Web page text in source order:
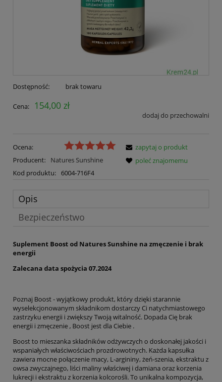
Dostępność: brak towaru
Cena: 154,00 zł
dodaj do przechowalni
Ocena:
Producent:
Natures Sunshine
Kod produktu: 6004-716F4
zapytaj o produkt
poleć znajomemu
Opis
Bezpieczeństwo
Suplement Boost od Natures Sunshine na zmęczenie i brak
energii
Zalecana data spożycia 07.2024
Poznaj Boost - wyjątkowy produkt, który dzięki starannie
wyselekcjonowanym składnikom dostarczy Ci natychmiastowego
zastrzyku energii i zwiększy Twoją witalność. Dopada Cię brak
energii i zmęczenie , Boost jest dla Ciebie .
Boost to mieszanka składników odżywczych o doskonałej jakości i
wspaniałych właściwościach prozdrowotnych. Każda kapsułka
zawiera mocne połączenie macy, L-argininy, żeń-szenia, ekstraktu z
owsa zwyczajnego, liści maliny właściwej i damiana oraz korzenia
lukrecji i ekstraktu z korzenia kolcorośli. To unikalna kompozycja,